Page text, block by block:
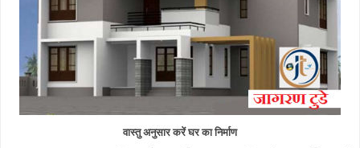
वास्तु अनुसार करें घर का निर्माण